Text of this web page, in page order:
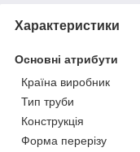
Характеристики
Основні атрибути
Країна виробник
Тип труби
Конструкція
Форма перерізу